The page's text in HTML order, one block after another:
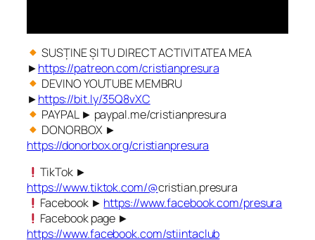
SUSȚINE ȘI TU DIRECT ACTIVITATEA MEA
►https://patreon.com/cristianpresura
DEVINO YOUTUBE MEMBRU
►https://bit.ly/35Q8vXC
PAYPAL ► paypal.me/cristianpresura
DONORBOX ►
https://donorbox.org/cristianpresura
TikTok ►
https://www.tiktok.com/@cristian.presura
Facebook ► https://www.facebook.com/presura
Facebook page ►
https://www.facebook.com/stiintaclub